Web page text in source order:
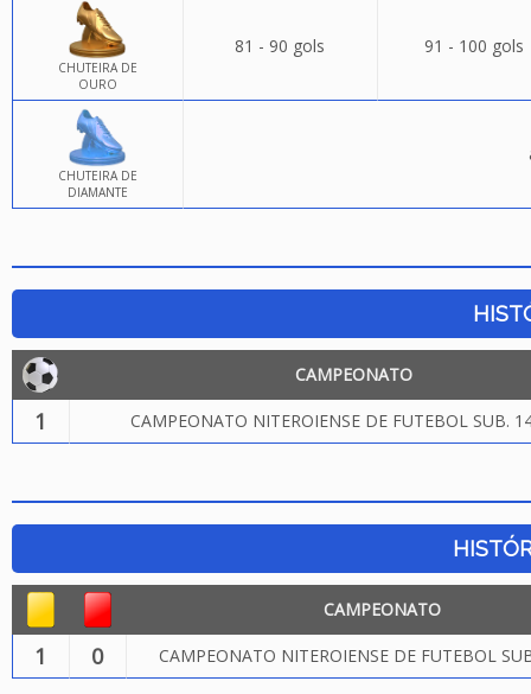
CHUTEIRA DE
OURO
81 - 90 gols 91 - 100 gols
CHUTEIRA DE
DIAMANTE
CAMPEONATO
1 CAMPEONATO NITEROIENSE DE FUTEBOL SUB.
CAMPEONATO
1 0 CAMPEONATO NITEROIENSE DE FUTEBOL